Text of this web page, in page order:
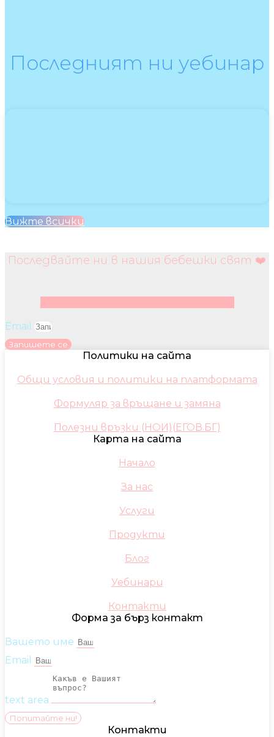
Последният ни уебинар
Вижте всички
Последвайте ни в нашия бебешки свят ❤️
Email
Запишете се
Политики на сайта
Общи условия и политики на платформата
Формуляр за връщане и замяна
Полезни връзки (НОИ)(ЕГОВ.БГ)
Карта на сайта
Начало
За нас
Услуги
Продукти
Блог
Уебинари
Контакти
Форма за бърз контакт
Вашето име
Email
text area
Попитайте ни!
Контакти